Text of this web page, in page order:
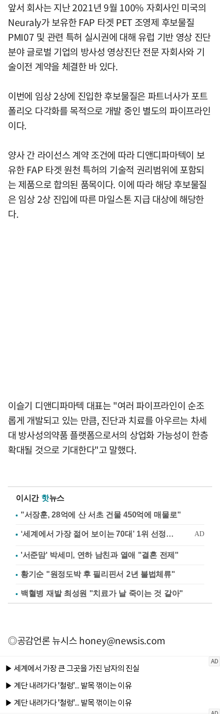
앞서 회사는 지난 2021년 9월 100% 자회사인 미국의
Neuraly가 보유한 FAP 타겟 PET 조영제 후보물질
PMI07 및 관련 특허 실시권에 대해 유럽 기반 영상 진단
분야 글로벌 기업의 방사성 영상진단 전문 자회사와 기
술이전 계약을 체결한 바 있다.
이번에 임상 2상에 진입한 후보물질은 파트너사가 포트
폴리오 다각화를 목적으로 개발 중인 별도의 파이프라인
이다.
양사 간 라이선스 계약 조건에 따라 디앤디파마텍이 보
유한 FAP 타겟 원천 특허의 기술적 권리범위에 포함되
는 제품으로 합의된 품목이다. 이에 따라 해당 후보물질
은 임상 2상 진입에 따른 마일스톤 지급 대상에 해당한
다.
이슬기 디앤디파마텍 대표는 "여러 파이프라인이 순조
롭게 개발되고 있는 만큼, 진단과 치료를 아우르는 차세
대 방사성의약품 플랫폼으로서의 상업화 가능성이 한층
확대될 것으로 기대한다"고 말했다.
이시간 핫뉴스
"서장훈, 28억에 산 서초 건물 450억에 매물로"
'서준맘' 박세미, 연하 남친과 열애 "결혼 전제"
황기순 "원정도박 후 필리핀서 2년 불법체류"
백혈병 재발 최성원 "치료가 날 죽이는 것 같아"
◎공감언론 뉴시스honey@newsis.com